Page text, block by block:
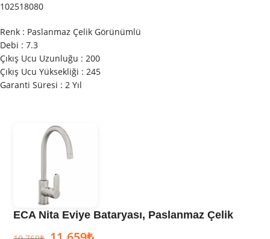
102518080
Renk : Paslanmaz Çelik Görünümlü
Debi : 7.3
Çıkış Ucu Uzunluğu : 200
Çıkış Ucu Yüksekliği : 245
Garanti Süresi : 2 Yıl
ECA Nita Eviye Bataryası, Paslanmaz Çelik